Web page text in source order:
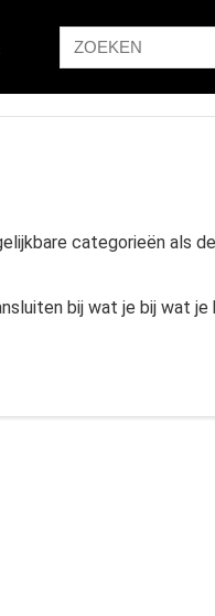
categorieën als
bij wat je bij wat je